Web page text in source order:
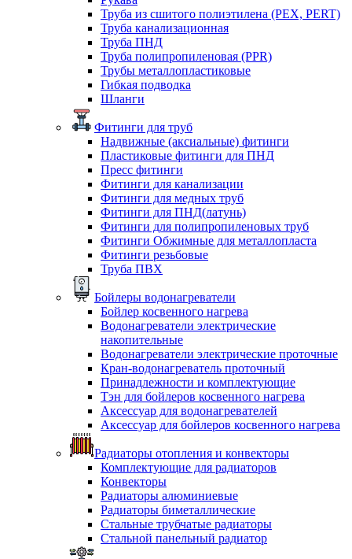
Труба из сшитого полиэтилена (PEX, PERT)
Труба канализационная
Труба ПНД
Труба полипропиленовая (PPR)
Трубы металлопластиковые
Гибкая подводка
Шланги
Фитинги для труб
Надвижные (аксиальные) фитинги
Пластиковые фитинги для ПНД
Пресс фитинги
Фитинги для канализации
Фитинги для медных труб
Фитинги для ПНД(латунь)
Фитинги для полипропиленовых труб
Фитинги Обжимные для металлопласта
Фитинги резьбовые
Труба ПВХ
Бойлеры водонагреватели
Бойлер косвенного нагрева
Водонагреватели электрические
накопительные
Водонагреватели электрические проточные
Кран-водонагреватель проточный
Принадлежности и комплектующие
Тэн для бойлеров косвенного нагрева
Аксессуар для водонагревателей
Аксессуар для бойлеров косвенного нагрева
Радиаторы отопления и конвекторы
Комплектующие для радиаторов
Конвекторы
Радиаторы алюминиевые
Радиаторы биметаллические
Стальные трубчатые радиаторы
Стальной панельный радиатор